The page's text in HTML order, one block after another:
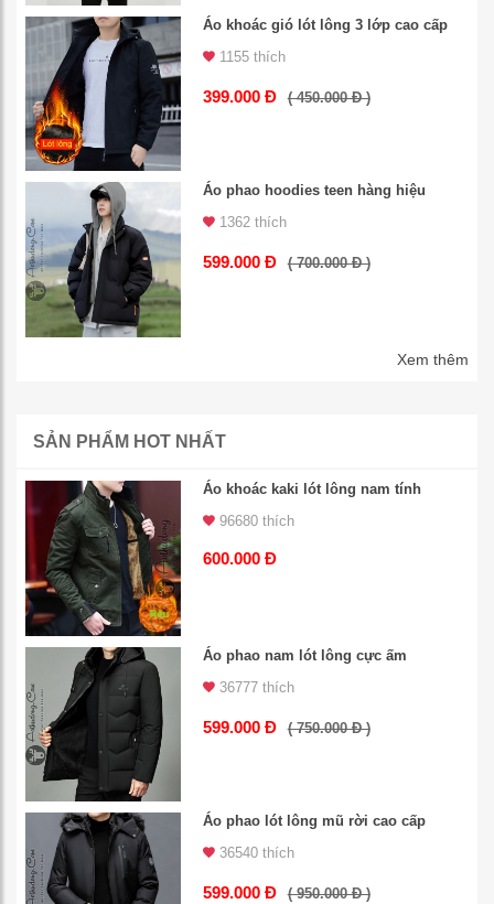
Áo khoác gió lót lông 3 lớp cao cấp
1155 thích
399.000 Đ ( 450.000 Đ )
Áo phao hoodies teen hàng hiệu
1362 thích
599.000 Đ ( 700.000 Đ )
Xem thêm
SẢN PHẨM HOT NHẤT
Áo khoác kaki lót lông nam tính
96680 thích
600.000 Đ
Áo phao nam lót lông cực ấm
36777 thích
599.000 Đ ( 750.000 Đ )
Áo phao lót lông mũ rời cao cấp
36540 thích
599.000 Đ ( 950.000 Đ )